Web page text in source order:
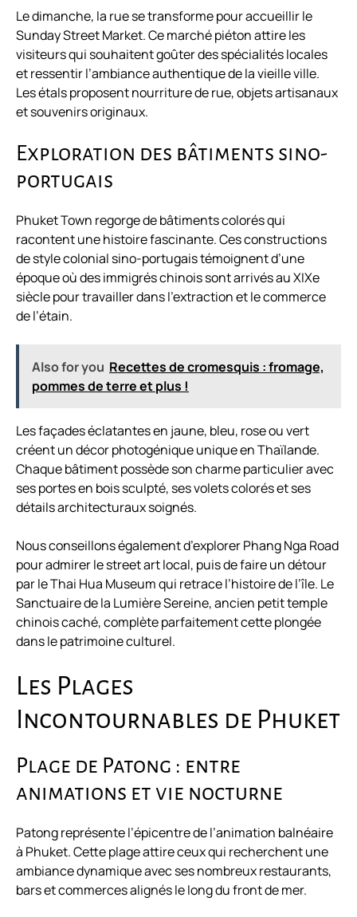
Le dimanche, la rue se transforme pour accueillir le
Sunday Street Market. Ce marché piéton attire les
visiteurs qui souhaitent goûter des spécialités locales
et ressentir l’ambiance authentique de la vieille ville.
Les étals proposent nourriture de rue, objets artisanaux
et souvenirs originaux.
Exploration des bâtiments sino-
portugais
Phuket Town regorge de bâtiments colorés qui
racontent une histoire fascinante. Ces constructions
de style colonial sino-portugais témoignent d’une
époque où des immigrés chinois sont arrivés au XIXe
siècle pour travailler dans l’extraction et le commerce
de l’étain.
Also for you Recettes de cromesquis : fromage,
pommes de terre et plus !
Les façades éclatantes en jaune, bleu, rose ou vert
créent un décor photogénique unique en Thaïlande.
Chaque bâtiment possède son charme particulier avec
ses portes en bois sculpté, ses volets colorés et ses
détails architecturaux soignés.
Nous conseillons également d’explorer Phang Nga Road
pour admirer le street art local, puis de faire un détour
par le Thai Hua Museum qui retrace l’histoire de l’île. Le
Sanctuaire de la Lumière Sereine, ancien petit temple
chinois caché, complète parfaitement cette plongée
dans le patrimoine culturel.
Les Plages
Incontournables de Phuket
Plage de Patong : entre
animations et vie nocturne
Patong représente l’épicentre de l’animation balnéaire
à Phuket. Cette plage attire ceux qui recherchent une
ambiance dynamique avec ses nombreux restaurants,
bars et commerces alignés le long du front de mer.